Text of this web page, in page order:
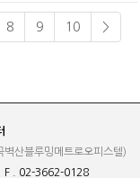
8 9 10 >
산블루밍메트로오피스텔)
F . 02-3662-0128